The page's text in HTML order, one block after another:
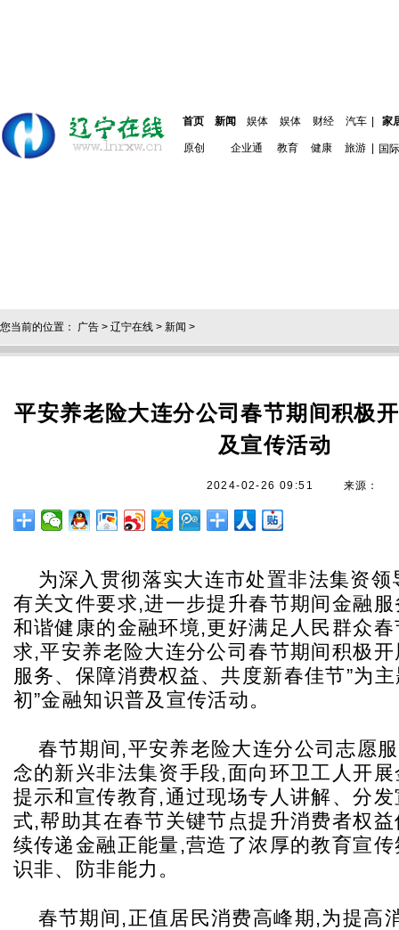
首页 新闻 娱体 娱体 财经 汽车 家
原创 企业通 教育 健康 旅游 国际
您当前的位置： 广告 > 辽宁在线 > 新闻 >
平安养老险大连分公司春节期间积极
及宣传活动
2024-02-26 09:51 来源：
为深入贯彻落实大连市处置非法集资
有关文件要求,进一步提升春节期间金融
和谐健康的金融环境,更好满足人民群众
求,平安养老险大连分公司春节期间积极开
服务、保障消费权益、共度新春佳节”为
初”金融知识普及宣传活动。
春节期间,平安养老险大连分公司志愿
念的新兴非法集资手段,面向环卫工人开
提示和宣传教育,通过现场专人讲解、分
式,帮助其在春节关键节点提升消费者权
续传递金融正能量,营造了浓厚的教育宣
识非、防非能力。
春节期间,正值居民消费高峰期,为提高